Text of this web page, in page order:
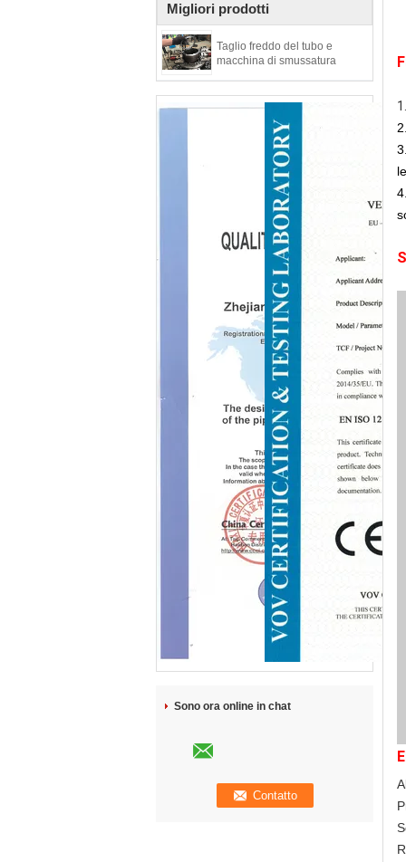
Migliori prodotti
Taglio freddo del tubo e
macchina di smussatura
Sono ora online in chat
1.